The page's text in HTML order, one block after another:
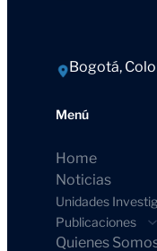
Bogotá,
Menú
Home
Noticias
Unidades
Publicaciones
Quienes